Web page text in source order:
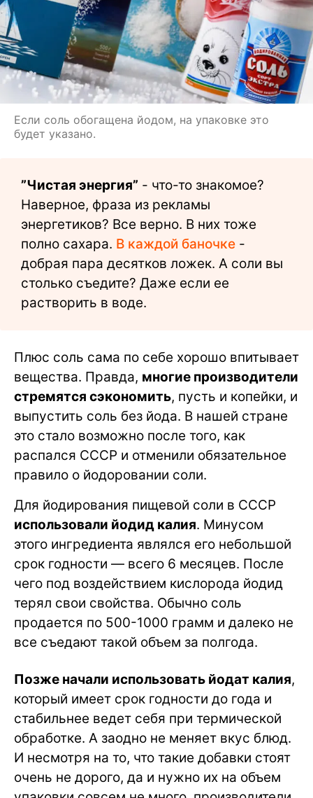
Если соль обогащена йодом, на упаковке это
будет указано.
”Чистая энергия” - что-то знакомое?
Наверное, фраза из рекламы
энергетиков? Все верно. В них тоже
полно сахара. В каждой баночке -
добрая пара десятков ложек. А соли вы
столько съедите? Даже если ее
растворить в воде.
Плюс соль сама по себе хорошо впитывает
вещества. Правда, многие производители
стремятся сэкономить, пусть и копейки, и
выпустить соль без йода. В нашей стране
это стало возможно после того, как
распался СССР и отменили обязательное
правило о йодоровании соли.
Для йодирования пищевой соли в СССР
использовали йодид калия. Минусом
этого ингредиента являлся его небольшой
срок годности — всего 6 месяцев. После
чего под воздействием кислорода йодид
терял свои свойства. Обычно соль
продается по 500-1000 грамм и далеко не
все съедают такой объем за полгода.
Позже начали использовать йодат калия,
который имеет срок годности до года и
стабильнее ведет себя при термической
обработке. А заодно не меняет вкус блюд.
И несмотря на то, что такие добавки стоят
очень не дорого, да и нужно их на объем